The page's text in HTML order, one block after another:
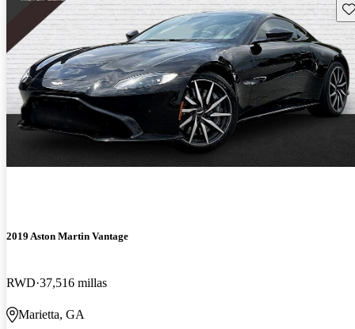
2019 Aston Martin Vantage
RWD 37,516 millas
Marietta, GA